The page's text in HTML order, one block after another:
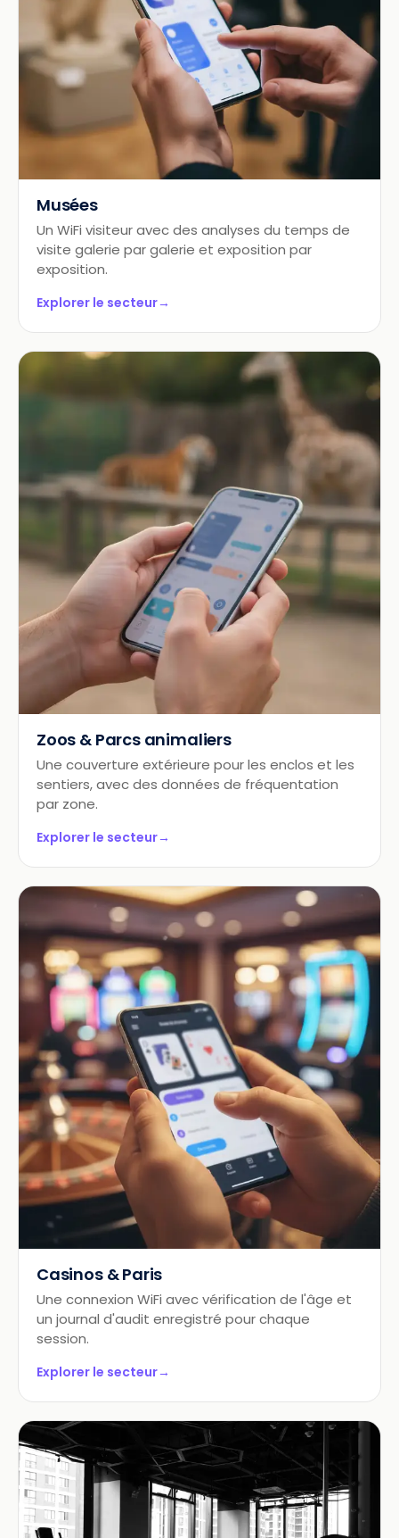
Musées
Un WiFi visiteur avec des analyses du temps de
visite galerie par galerie et exposition par
exposition.
Explorer le secteur→
Zoos & Parcs animaliers
Une couverture extérieure pour les enclos et les
sentiers, avec des données de fréquentation
par zone.
Explorer le secteur→
Casinos & Paris
Une connexion WiFi avec vérification de l'âge et
un journal d'audit enregistré pour chaque
session.
Explorer le secteur→